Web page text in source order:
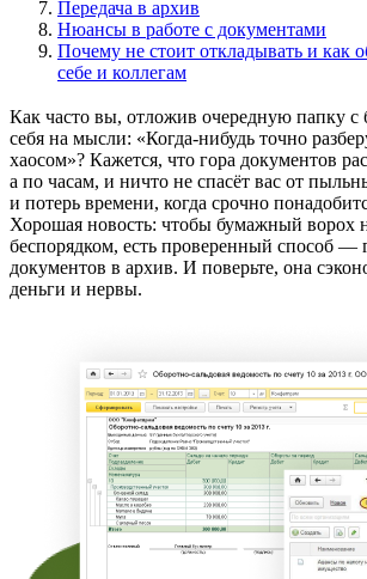
Передача в архив
Нюансы в работе с документами
Почему не стоит откладывать и как
себе и коллегам
Как часто вы, отложив очередную папку с
себя на мысли: «Когда-нибудь точно
хаосом»? Кажется, что гора документов
а по часам, и ничто не спасёт вас от
и потерь времени, когда срочно
Хорошая новость: чтобы бумажный ворох
беспорядком, есть проверенный способ —
документов в архив. И поверьте, она
деньги и нервы.